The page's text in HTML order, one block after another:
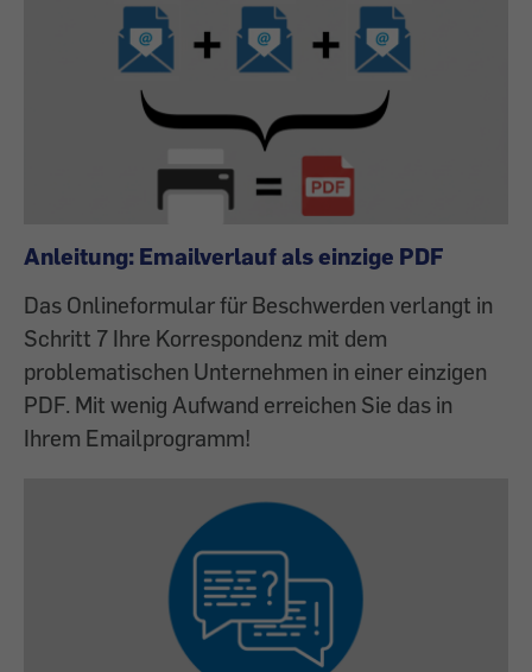
Anleitung: Emailverlauf als einzige PDF
Das Onlineformular für Beschwerden verlangt in
Schritt 7 Ihre Korrespondenz mit dem
problematischen Unternehmen in einer einzigen
PDF. Mit wenig Aufwand erreichen Sie das in
Ihrem Emailprogramm!